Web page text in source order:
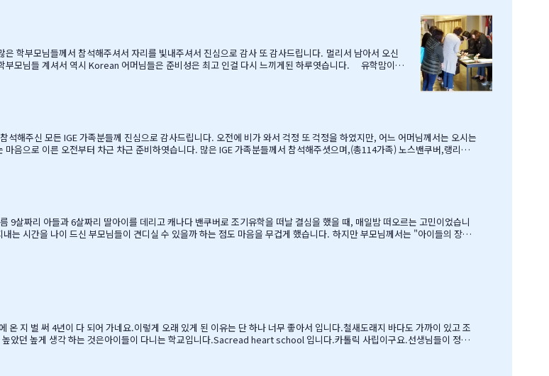
학부모님들께서 참석해주셔서 자리를 빛내주셔서 진심으로 감사 또 감사드립니다. 멀리서 남아서 오신
부모님들 계셔서 역시 Korean 어머님들은 준비성은 최고 인걸 다시 느끼게된 하루엿습니다. 유학맘이야
지만요~~ 바쁘신 와중에 참석해주신 [TD은행,오경호부동산,웨스트캐나다종합보험,캐나다쉬핑(코쉽해
. 많은 IGE 가족분들께서 참석해주셧으며,(총114가족) 노스밴쿠버,랭리교육
시작으로 START 하엿지요. 그 다음 자녀학생들을 위하여 보물찻기 그리고 Q & A 를 시작으로 학부모님들께 답을 마추신 분
때 망설이지 말라"는 말로 오히려 제 등을 떠미셨습니다. 경제적인 여건이 딱히 좋은 것도 아니었습
지 벌 써 4년이 다 되어 가네요.이렇게 오래 있게 된 이유는 단 하나 너무 좋아서 입니다.철새도래지 바다도 가까이 있고 조
았던 높게 생각 하는 것은아이들이 다니는 학교입니다.Sacread heart school 입니다.카톨릭 사립이구요.선생님들이 정말
왔을 떼 G4 영어도 잘 못하고 힘들어 할 때 워낙 엉뚱한 놈이라 엉뚱한 짓을 할 때도 선생님께서 괜찮다고남자아이들은 그렇
마지막 주에는 저를 앉혀놓고 방학 캠프 리스트 업도 &…